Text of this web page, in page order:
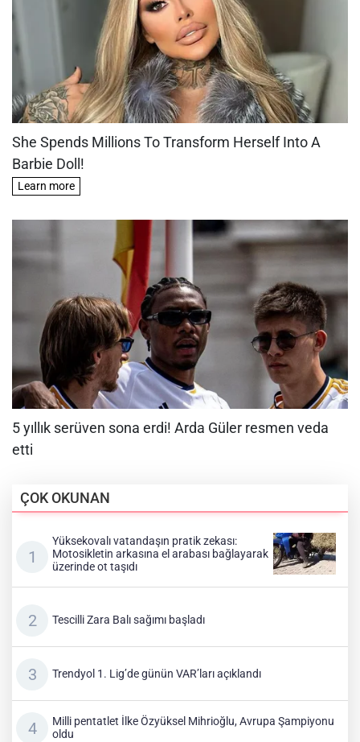
ÇOK OKUNAN
Yüksekovalı vatandaşın pratik zekası:
Motosikletin arkasına el arabası bağlayarak
üzerinde ot taşıdı
Tescilli Zara Balı sağımı başladı
Trendyol 1. Lig’de günün VAR’ları açıklandı
Milli pentatlet İlke Özyüksel Mihrioğlu, Avrupa Şampiyonu
oldu